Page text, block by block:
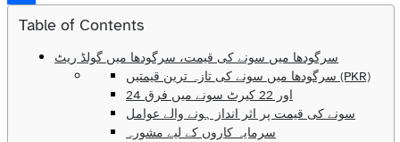
Share
Table of Contents
سرگودھا میں سونے کی قیمت، سرگودھا میں گولڈ ریٹ
سرگودھا میں سونے کی تازہ ترین قیمتیں (PKR)
24 اور 22 کیرٹ سونے میں فرق
سونے کی قیمت پر اثر انداز ہونے والے عوامل
سرمایہ کاروں کے لیے مشورہ